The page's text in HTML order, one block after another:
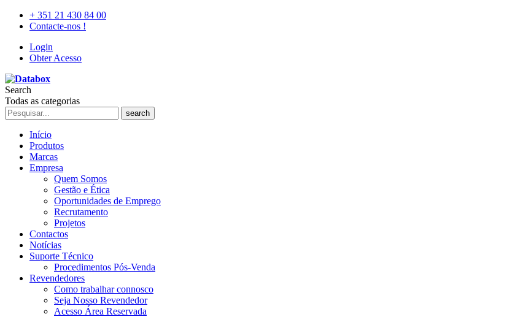
+ 351 21 430 84 00
Contacte-nos !
Login
Obter Acesso
Search
Todas as categorias
search
Início
Produtos
Marcas
Empresa
Quem Somos
Gestão e Ética
Oportunidades de Emprego
Recrutamento
Projetos
Contactos
Notícias
Suporte Técnico
Procedimentos Pós-Venda
Revendedores
Como trabalhar connosco
Seja Nosso Revendedor
Acesso Área Reservada